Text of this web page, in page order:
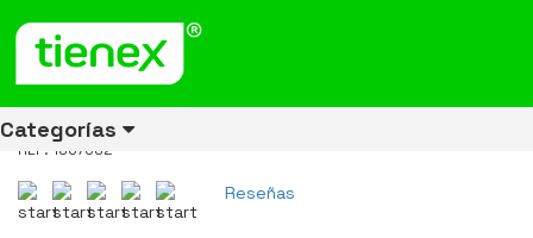
Categorías
Tapa Plana Para Contenedor Brute 121 litros Negra 1867532
Tapa Plana Para Contenedor
Brute 121 litros Negra 1867532
REF: 1867532
Reseñas